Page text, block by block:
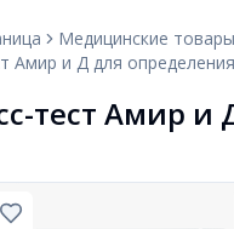
Медицинские товары
Амир и Д для
тест Амир и